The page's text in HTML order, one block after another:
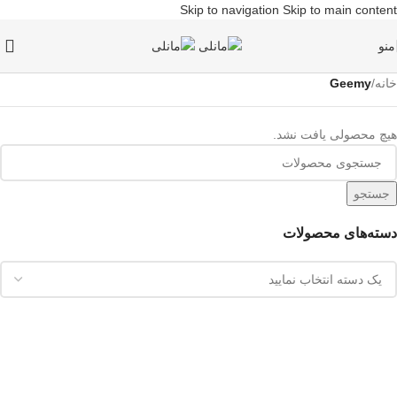
Skip to navigation Skip to main content
منو
دسته‌های محصولات
خانه/
Geemy
هیچ محصولی یافت نشد.
جستجو